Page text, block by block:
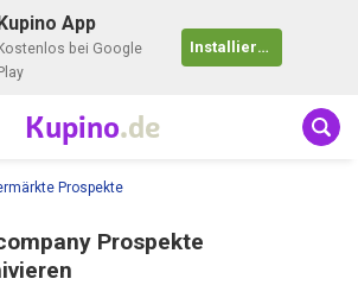
App
Kostenlos bei Google
Play
Installieren
Kupino.de
Prospekte
Prospekte